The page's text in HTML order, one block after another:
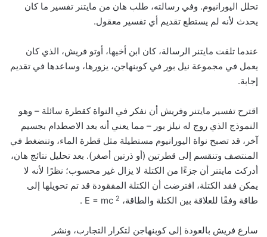
تحلل اليورانيوم. وفي رسالته، طلب هان من مايتنر تفسير ما كان
يحدث لأنه لم يستطع تقديم أي تفسير معقول.
عندما تلقت مايتنر الرسالة، كان ابن أخيها، أوتو فريش، الذي كان
يعمل في مجموعة نيل بور في كوبنهاجن، يزورها، وساعدها في تقديم
إجابة.
اقترح تفسير مايتنر وفريش أن نفكر في النواة كقطرة سائلة – وهو
النموذج الذي روج له نيلز بور – مما يعني أنه بعد الاصطدام بجسيم
آخر، قد تصبح نواة اليورانيوم مستطيلة مثل قطرة الماء، وتنضغط في
المنتصف وتنقسم إلى قطرتين (أو ذرتين أصغر). بعد تحليل نتائج هان،
أدركت مايتنر أن جزءًا من الكتلة لا يزال غير محسوب؛ نظرًا لأنه لا
يمكن فقد الكتلة، افترضت أن الكتلة المفقودة قد تم تحويلها إلى
طاقة وفقًا للعلاقة بين الكتلة والطاقة، E = mc 2
.
سارع فريش بالعودة إلى كوبنهاجن لتكرار التجارب، ونشر